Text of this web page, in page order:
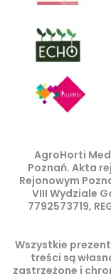
AgroHorti
Poznań. Akta
Rejonowym
VIII Wydziale
7792573719,
Wszystkie
treści są
zastrzeżone i